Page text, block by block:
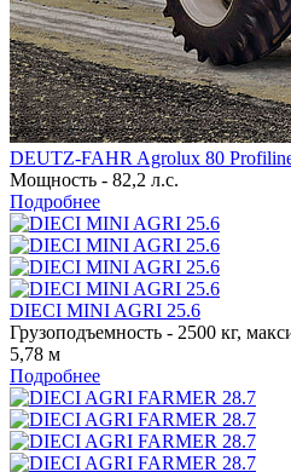
DEUTZ-FAHR Agrolux 80
Мощность - 82,2 л.с.
Подробнее
DIECI MINI AGRI 25.6
Грузоподъемность - 2500 кг,
5,78 м
Подробнее